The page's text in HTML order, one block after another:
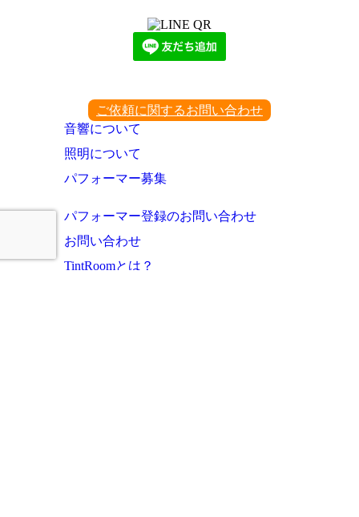
ご依頼に関するお問い合わせ
音響について
照明について
パフォーマー募集
パフォーマー登録のお問い合わせ
お問い合わせ
TintRoomとは？